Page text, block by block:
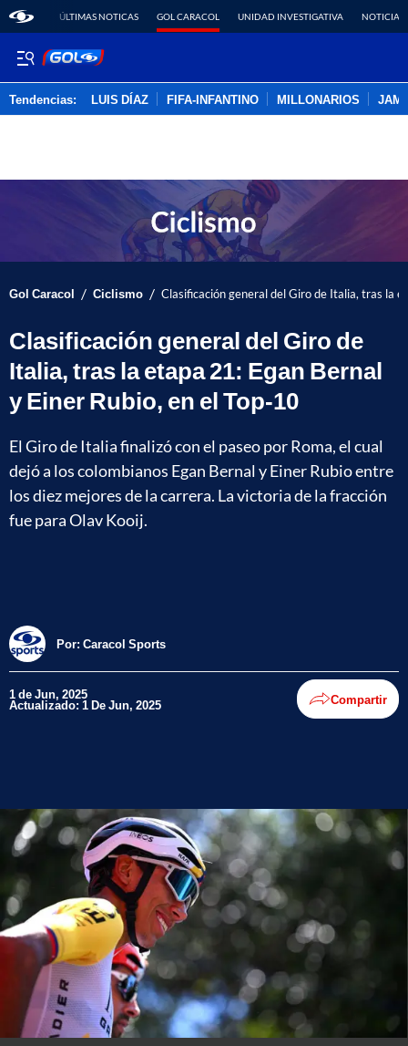
ÚLTIMAS NOTICAS GOL CARACOL UNIDAD INVESTIGATIVA NOTICIAS
Tendencias: LUIS DÍAZ FIFA-INFANTINO MILLONARIOS
Gol Caracol / Ciclismo / Clasificación general del Giro de Italia, tras la
Clasificación general del Giro de
Italia, tras la etapa 21: Egan Bernal
y Einer Rubio, en el Top-10
El Giro de Italia finalizó con el paseo por Roma, el cual
dejó a los colombianos Egan Bernal y Einer Rubio entre
los diez mejores de la carrera. La victoria de la fracción
fue para Olav Kooij.
Por: Caracol Sports
1 de Jun, 2025
Actualizado: 1 De Jun, 2025 Compartir